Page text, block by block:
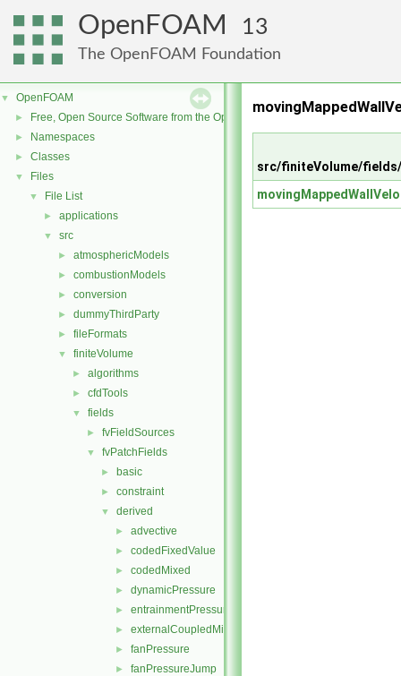
OpenFOAM 13
The OpenFOAM Foundation
▼ OpenFOAM
► Free, Open Source Software from the OpenFOAM Foundation
► Namespaces
► Classes
▼ Files
▼ File List
► applications
▼ src
► atmosphericModels
► combustionModels
► conversion
► dummyThirdParty
► fileFormats
▼ finiteVolume
► algorithms
► cfdTools
▼ fields
► fvFieldSources
▼ fvPatchFields
► basic
► constraint
▼ derived
► advective
► codedFixedValue
► codedMixed
► dynamicPressure
► entrainmentPressure
► externalCoupledMixed
► fanPressure
► fanPressureJump
src/finiteVolume/